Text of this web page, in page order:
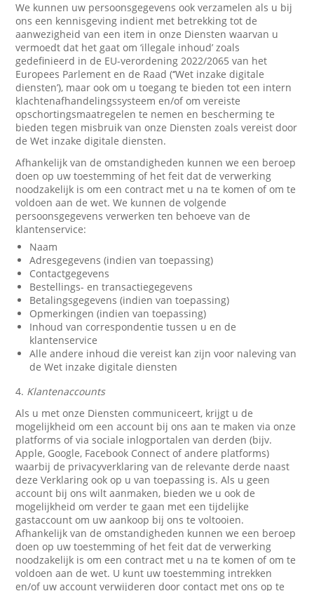
We kunnen uw persoonsgegevens ook verzamelen als u bij
ons een kennisgeving indient met betrekking tot de
aanwezigheid van een item in onze Diensten waarvan u
vermoedt dat het gaat om ‘illegale inhoud’ zoals
gedefinieerd in de EU-verordening 2022/2065 van het
Europees Parlement en de Raad (‘’Wet inzake digitale
diensten’), maar ook om u toegang te bieden tot een intern
klachtenafhandelingssysteem en/of om vereiste
opschortingsmaatregelen te nemen en bescherming te
bieden tegen misbruik van onze Diensten zoals vereist door
de Wet inzake digitale diensten.
Afhankelijk van de omstandigheden kunnen we een beroep
doen op uw toestemming of het feit dat de verwerking
noodzakelijk is om een contract met u na te komen of om te
voldoen aan de wet. We kunnen de volgende
persoonsgegevens verwerken ten behoeve van de
klantenservice:
Naam
Adresgegevens (indien van toepassing)
Contactgegevens
Bestellings- en transactiegegevens
Betalingsgegevens (indien van toepassing)
Opmerkingen (indien van toepassing)
Inhoud van correspondentie tussen u en de
klantenservice
Alle andere inhoud die vereist kan zijn voor naleving van
de Wet inzake digitale diensten
4. Klantenaccounts
Als u met onze Diensten communiceert, krijgt u de
mogelijkheid om een account bij ons aan te maken via onze
platforms of via sociale inlogportalen van derden (bijv.
Apple, Google, Facebook Connect of andere platforms)
waarbij de privacyverklaring van de relevante derde naast
deze Verklaring ook op u van toepassing is. Als u geen
account bij ons wilt aanmaken, bieden we u ook de
mogelijkheid om verder te gaan met een tijdelijke
gastaccount om uw aankoop bij ons te voltooien.
Afhankelijk van de omstandigheden kunnen we een beroep
doen op uw toestemming of het feit dat de verwerking
noodzakelijk is om een contract met u na te komen of om te
voldoen aan de wet. U kunt uw toestemming intrekken
en/of uw account verwijderen door contact met ons op te